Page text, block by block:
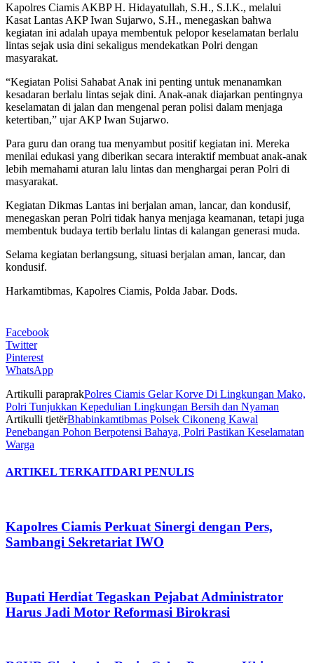
Kapolres Ciamis AKBP H. Hidayatullah, S.H., S.I.K., melalui
Kasat Lantas AKP Iwan Sujarwo, S.H., menegaskan bahwa
kegiatan ini adalah upaya membentuk pelopor keselamatan berlalu
lintas sejak usia dini sekaligus mendekatkan Polri dengan
masyarakat.
“Kegiatan Polisi Sahabat Anak ini penting untuk menanamkan
kesadaran berlalu lintas sejak dini. Anak-anak diajarkan pentingnya
keselamatan di jalan dan mengenal peran polisi dalam menjaga
ketertiban,” ujar AKP Iwan Sujarwo.
Para guru dan orang tua menyambut positif kegiatan ini. Mereka
menilai edukasi yang diberikan secara interaktif membuat anak-anak
lebih memahami aturan lalu lintas dan menghargai peran Polri di
masyarakat.
Kegiatan Dikmas Lantas ini berjalan aman, lancar, dan kondusif,
menegaskan peran Polri tidak hanya menjaga keamanan, tetapi juga
membentuk budaya tertib berlalu lintas di kalangan generasi muda.
Selama kegiatan berlangsung, situasi berjalan aman, lancar, dan
kondusif.
Harkamtibmas, Kapolres Ciamis, Polda Jabar. Dods.
Facebook
Twitter
Pinterest
WhatsApp
Artikulli paraprakPolres Ciamis Gelar Korve Di Lingkungan Mako,
Polri Tunjukkan Kepedulian Lingkungan Bersih dan Nyaman
Artikulli tjetërBhabinkamtibmas Polsek Cikoneng Kawal
Penebangan Pohon Berpotensi Bahaya, Polri Pastikan Keselamatan
Warga
ARTIKEL TERKAITDARI PENULIS
Kapolres Ciamis Perkuat Sinergi dengan Pers,
Sambangi Sekretariat IWO
Bupati Herdiat Tegaskan Pejabat Administrator
Harus Jadi Motor Reformasi Birokrasi